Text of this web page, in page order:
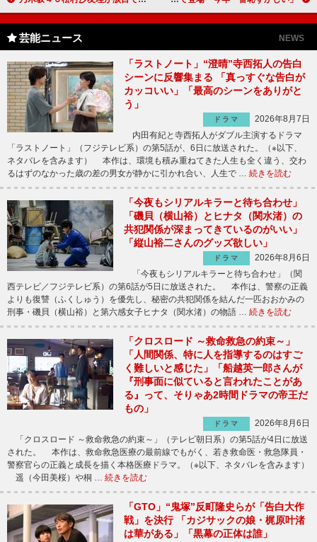
芸能ニュース NEWS
「ラストノート」“澄晴”寺西拓人の告白
シーンに反響集まる 「真っすぐな告白が
カッコいい」「最高のシーンをありがと
う」
ドラマ
2026年8月7日
内田有紀と寺西拓人がダブル主演するドラマ
「ラストノート」（フジテレビ系）の第5話が、6日に放送された。（※以下、
ネタバレを含みます） 本作は、環境も積み重ねてきた人生も全く違う、交わ
るはずのなかった歳の差の男女が静かに引かれ合い、人生で … 続きを読む
「今夜もシリアルキラーと待ち合わせ」
「磯貝（横山裕）とヒナタ（関水渚）の
共犯関係が深まってきているのがいい」
「縦山裕二さんのグッズ欲しい」
ドラマ
2026年8月6日
「今夜もシリアルキラーと待ち合わせ」（関
西テレビ／フジテレビ系）の第6話が5日に放送された。 本作は、警察の正義
よりも復讐（ふくしゅう）を優先し、秘密の共犯関係を結んだ一匹おおかみの
刑事・磯貝（横山裕）と第六感女子ヒナタ（関水渚）の物語 … 続きを読む
「クロスロード ～救命救急の約束～」
「人間関係、特に人を指導するのはすご
く難しいと感じた」「船越英一郎さんが
『刑事面に似ていると言われたことがあ
る』って、そりゃあ2時間ドラマの帝王だ
もの」
ドラマ
2026年8月6日
「クロスロード ～救命救急の約束～」（テレビ朝日系）の第5話が4日に放送
された。 本作は、救命救急医療の最前線でもがく、若き救命医・救急隊員・
警察官らの正義と成長を描く本格医療ドラマ。（※以下、ネタバレを含みます）
遥（今田美桜）や桐 … 続きを読む
「GTO」“鬼塚”反町隆史らが「告白大作
戦」を決行 「カジサックの娘・梶原叶渚
は華がある」「黒幕の正体は誰」